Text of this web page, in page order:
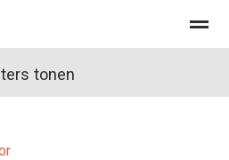
tonen